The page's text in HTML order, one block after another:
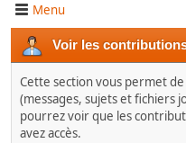
Menu
Voir les
Cette section vous permet
(messages, sujets et fichiers
pourrez voir que les
avez accès.